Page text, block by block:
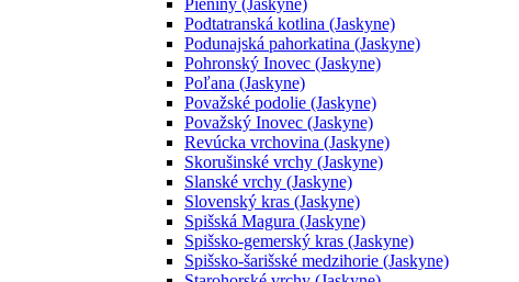
Podtatranská kotlina (Jaskyne)
Podunajská pahorkatina (Jaskyne)
Pohronský Inovec (Jaskyne)
Poľana (Jaskyne)
Považské podolie (Jaskyne)
Považský Inovec (Jaskyne)
Revúcka vrchovina (Jaskyne)
Skorušinské vrchy (Jaskyne)
Slanské vrchy (Jaskyne)
Slovenský kras (Jaskyne)
Spišská Magura (Jaskyne)
Spišsko-gemerský kras (Jaskyne)
Spišsko-šarišské medzihorie (Jaskyne)